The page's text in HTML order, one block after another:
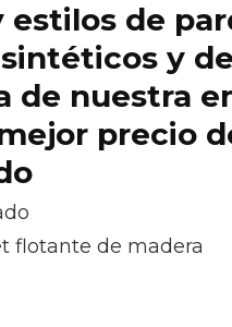
estilos de
y de
de nuestra
precio
flotante de madera